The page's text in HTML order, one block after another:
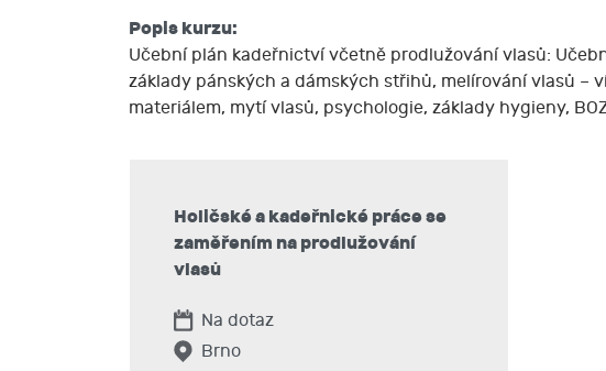
Popis kurzu:
Učební plán kadeřnictví včetně prodlužování vlasů:
základy pánských a dámských střihů, melírování vlasů –
materiálem, mytí vlasů, psychologie, základy hygieny,
Holičské a kadeřnické práce se
zaměřením na prodlužování
vlasů
Na dotaz
Brno